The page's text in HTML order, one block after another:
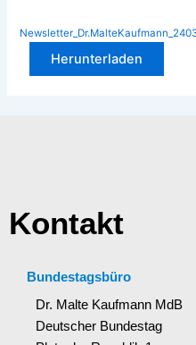
Herunterladen
Kontakt
Bundestagsbüro
Dr. Malte Kaufmann MdB
Deutscher Bundestag